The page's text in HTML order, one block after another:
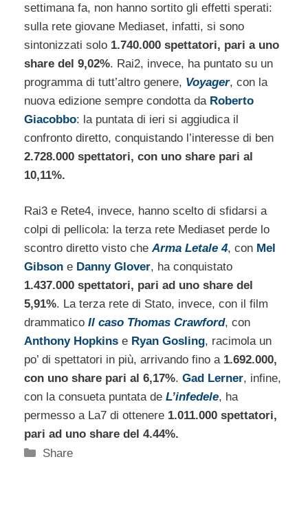
settimana fa, non hanno sortito gli effetti sperati:
sulla rete giovane Mediaset, infatti, si sono
sintonizzati solo 1.740.000 spettatori, pari a uno
share del 9,02%. Rai2, invece, ha puntato su un
programma di tutt’altro genere, Voyager, con la
nuova edizione sempre condotta da Roberto
Giacobbo: la puntata di ieri si aggiudica il
confronto diretto, conquistando l’interesse di ben
2.728.000 spettatori, con uno share pari al
10,11%.
Rai3 e Rete4, invece, hanno scelto di sfidarsi a
colpi di pellicola: la terza rete Mediaset perde lo
scontro diretto visto cheArma Letale 4, con Mel
Gibson e Danny Glover, ha conquistato
1.437.000 spettatori, pari ad uno share del
5,91%. La terza rete di Stato, invece, con il film
drammatico Il caso Thomas Crawford, con
Anthony Hopkins e Ryan Gosling, racimola un
po’ di spettatori in più, arrivando fino a 1.692.000,
con uno share pari al 6,17%. Gad Lerner, infine,
con la consueta puntata de L’infedele, ha
permesso a La7 di ottenere 1.011.000 spettatori,
pari ad uno share del 4.44%.
Categorie
Share